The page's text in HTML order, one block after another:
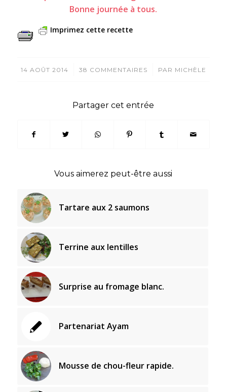
Bonne journée à tous.
Imprimez cette recette
14 AOÛT 2014
/ 38 COMMENTAIRES
/ PAR MICHÈLE
Partager cet entrée
Vous aimerez peut-être aussi
Tartare aux 2 saumons
Terrine aux lentilles
Surprise au fromage blanc.
Partenariat Ayam
Mousse de chou-fleur rapide.